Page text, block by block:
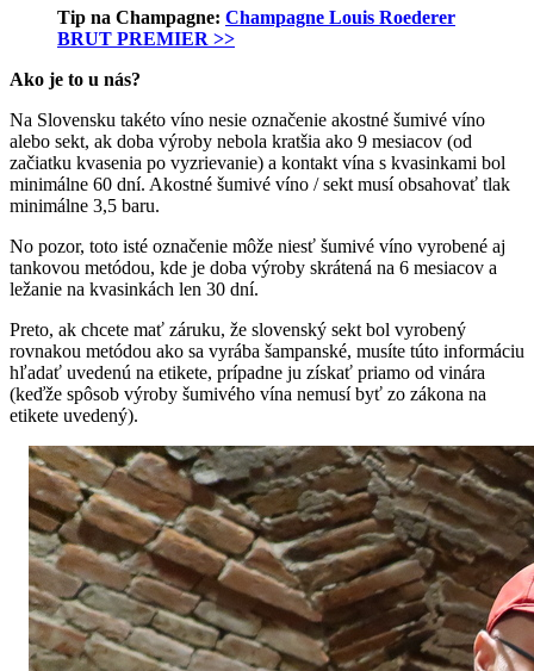
Tip na Champagne: Champagne Louis Roederer
BRUT PREMIER >>
Ako je to u nás?
Na Slovensku takéto víno nesie označenie akostné šumivé víno
alebo sekt, ak doba výroby nebola kratšia ako 9 mesiacov (od
začiatku kvasenia po vyzrievanie) a kontakt vína s kvasinkami bol
minimálne 60 dní. Akostné šumivé víno / sekt musí obsahovať tlak
minimálne 3,5 baru.
No pozor, toto isté označenie môže niesť šumivé víno vyrobené aj
tankovou metódou, kde je doba výroby skrátená na 6 mesiacov a
ležanie na kvasinkách len 30 dní.
Preto, ak chcete mať záruku, že slovenský sekt bol vyrobený
rovnakou metódou ako sa vyrába šampanské, musíte túto informáciu
hľadať uvedenú na etikete, prípadne ju získať priamo od vinára
(keďže spôsob výroby šumivého vína nemusí byť zo zákona na
etikete uvedený).